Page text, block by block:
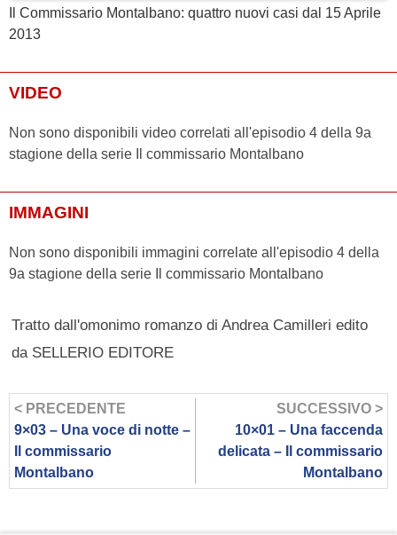
Il Commissario Montalbano: quattro nuovi casi dal 15 Aprile
2013
VIDEO
Non sono disponibili video correlati all'episodio 4 della 9a
stagione della serie Il commissario Montalbano
IMMAGINI
Non sono disponibili immagini correlate all'episodio 4 della
9a stagione della serie Il commissario Montalbano
Tratto dall'omonimo romanzo di Andrea Camilleri edito
da SELLERIO EDITORE
< PRECEDENTE
9×03 – Una voce di notte –
Il commissario
Montalbano
SUCCESSIVO >
10×01 – Una faccenda
delicata – Il commissario
Montalbano